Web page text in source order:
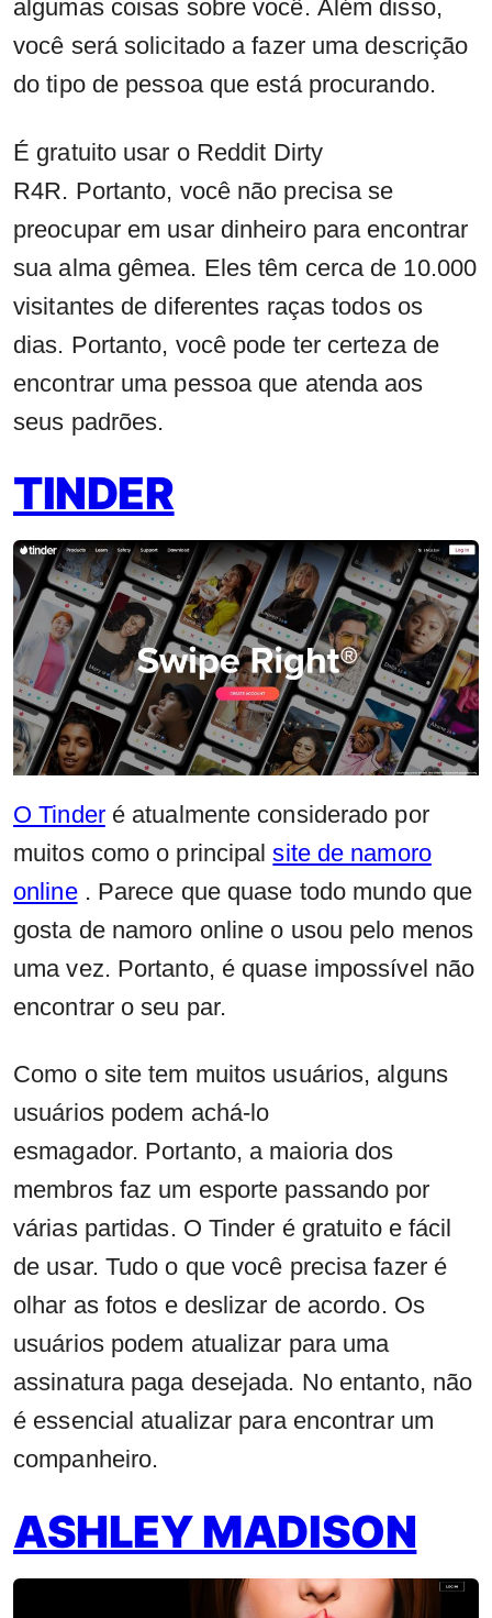
algumas coisas sobre você. Além disso,
você será solicitado a fazer uma descrição
do tipo de pessoa que está procurando.
É gratuito usar o Reddit Dirty
R4R. Portanto, você não precisa se
preocupar em usar dinheiro para encontrar
sua alma gêmea. Eles têm cerca de 10.000
visitantes de diferentes raças todos os
dias. Portanto, você pode ter certeza de
encontrar uma pessoa que atenda aos
seus padrões.
TINDER
O Tinderé atualmente considerado por
muitos como o principalsite de namoro
online. Parece que quase todo mundo que
gosta de namoro online o usou pelo menos
uma vez. Portanto, é quase impossível não
encontrar o seu par.
Como o site tem muitos usuários, alguns
usuários podem achá-lo
esmagador. Portanto, a maioria dos
membros faz um esporte passando por
várias partidas. O Tinder é gratuito e fácil
de usar. Tudo o que você precisa fazer é
olhar as fotos e deslizar de acordo. Os
usuários podem atualizar para uma
assinatura paga desejada. No entanto, não
é essencial atualizar para encontrar um
companheiro.
ASHLEY MADISON